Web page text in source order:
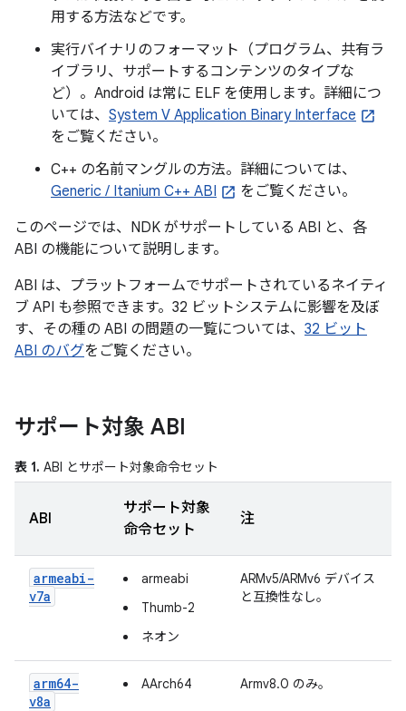
用する方法などです。
実行バイナリのフォーマット（プログラム、共有ラ
イブラリ、サポートするコンテンツのタイプな
ど）。Android は常に ELF を使用します。詳細につ
いては、 System V Application Binary Interface
をご覧ください。
C++ の名前マングルの方法。詳細については、
Generic / Itanium C++ ABI
をご覧ください。
このページでは、NDK がサポートしている ABI と、各
ABI の機能について説明します。
ABI は、プラットフォームでサポートされているネイティ
ブ API も参照できます。32 ビットシステムに影響を及ぼ
す、その種の ABI の問題の一覧については、 32 ビット
ABI のバグをご覧ください。
サポート対象 ABI
表 1. ABI とサポート対象命令セット
ABI
サポート対象
命令セット
注
armeabi-
v7a
armeabi
Thumb-2
ネオン
ARMv5/ARMv6 デバイス
と互換性なし。
arm64-
v8a
AArch64 Armv8.0 のみ。